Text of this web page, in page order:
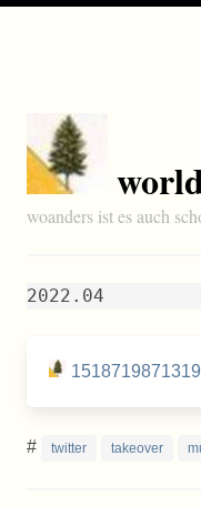
woanders ist es auch
2022.04
# twitter takeover